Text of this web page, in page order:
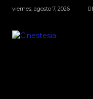
viernes, agosto 7, 2026